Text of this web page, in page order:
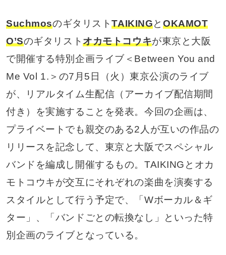
SuchmosのギタリストTAIKINGと OKAMOT
O’Sのギタリストオカモトコウキが東京と大阪
で開催する特別企画ライブ＜Between You and
Me Vol 1.＞の7月5日（火）東京公演のライブ
が、リアルタイム生配信（アーカイブ配信期間
付き）を実施することを発表。今回の企画は、
プライベートでも親交のある2人が互いの作品の
リリースを記念して、東京と大阪でスペシャル
バンドを編成し開催するもの。TAIKINGとオカ
モトコウキが交互にそれぞれの楽曲を演奏する
スタイルとして行う予定で、「Wボーカル＆ギ
ター」、「バンドごとの転換なし」といった特
別企画のライブとなっている。